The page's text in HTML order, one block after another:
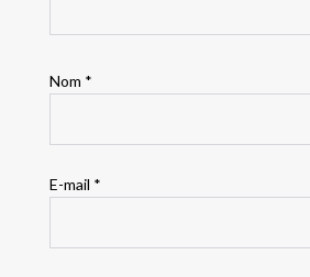
Nom *
E-mail *